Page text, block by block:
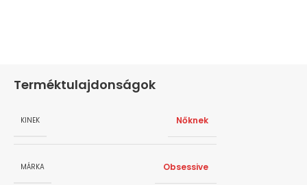
Terméktulajdonságok
KINEK Nőknek
MÁRKA Obsessive